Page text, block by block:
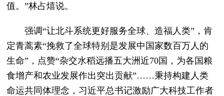
值。”林占熺说。
强调“让北斗系统更好服务全球、造福人类”，肯
定青蒿素“挽救了全球特别是发展中国家数百万人的
生命”，点赞“杂交水稻远播五大洲近70国，为各国粮
食增产和农业发展作出突出贡献”……秉持构建人类
命运共同体理念，习近平总书记激励广大科技工作者